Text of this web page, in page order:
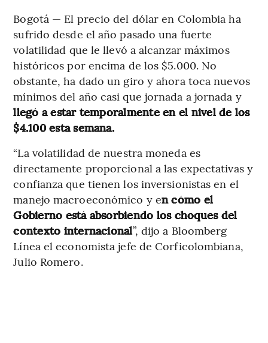
Bogotá — El precio del dólar en Colombia ha
sufrido desde el año pasado una fuerte
volatilidad que le llevó a alcanzar máximos
históricos por encima de los $5.000. No
obstante, ha dado un giro y ahora toca nuevos
mínimos del año casi que jornada a jornada y
llegó a estar temporalmente en el nivel de los
$4.100 esta semana.
“La volatilidad de nuestra moneda es
directamente proporcional a las expectativas y
confianza que tienen los inversionistas en el
manejo macroeconómico y en cómo el
Gobierno está absorbiendo los choques del
contexto internacional”, dijo a Bloomberg
Línea el economista jefe de Corficolombiana,
Julio Romero.